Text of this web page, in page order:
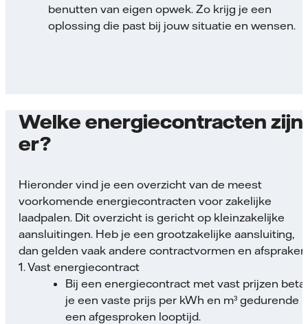
benutten van eigen opwek. Zo krijg je een
oplossing die past bij jouw situatie en wensen.
Welke energiecontracten zijn
er?
Hieronder vind je een overzicht van de meest
voorkomende energiecontracten voor zakelijke
laadpalen. Dit overzicht is gericht op kleinzakelijke
aansluitingen. Heb je een grootzakelijke aansluiting,
dan gelden vaak andere contractvormen en
1. Vast energiecontract
Bij een energiecontract met vast prijzen
je een vaste prijs per kWh en m³ gedurende
een afgesproken looptijd.